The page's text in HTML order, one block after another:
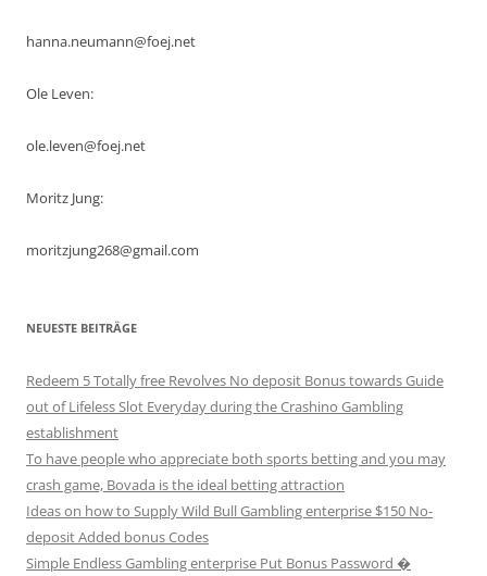
hanna.neumann@foej.net
Ole Leven:
ole.leven@foej.net
Moritz Jung:
moritzjung268@gmail.com
NEUESTE BEITRÄGE
Redeem 5 Totally free Revolves No deposit Bonus towards Guide
out of Lifeless Slot Everyday during the Crashino Gambling
establishment
To have people who appreciate both sports betting and you may
crash game, Bovada is the ideal betting attraction
Ideas on how to Supply Wild Bull Gambling enterprise $150 No-
deposit Added bonus Codes
Simple Endless Gambling enterprise Put Bonus Password �